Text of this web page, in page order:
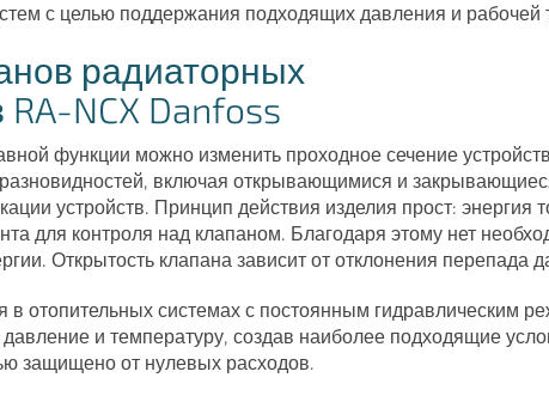
с целью поддержания подходящих давления и рабочей
радиаторных
NCX Danfoss
функции можно изменить проходное сечение
включая открывающимися и
устройств. Принцип действия изделия прост: энергия
для контроля над клапаном. Благодаря этому нет
Открытость клапана зависит от отклонения перепада
в отопительных системах с постоянным гидравлическим
и температуру, создав наиболее подходящие
защищено от нулевых расходов.